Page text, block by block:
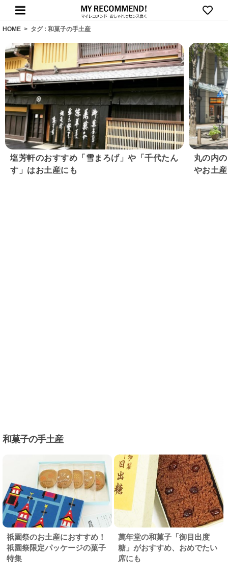
HOME > タグ : 和菓子の手土産
塩芳軒のおすすめ「雪まろげ」や「千代たん
す」はお土産にも
丸の内
やお土
和菓子の手土産
祇園祭のお土産におすすめ！
祇園祭限定パッケージの菓子
特集
萬年堂の和菓子「御目出度
糖」がおすすめ、おめでたい
席にも